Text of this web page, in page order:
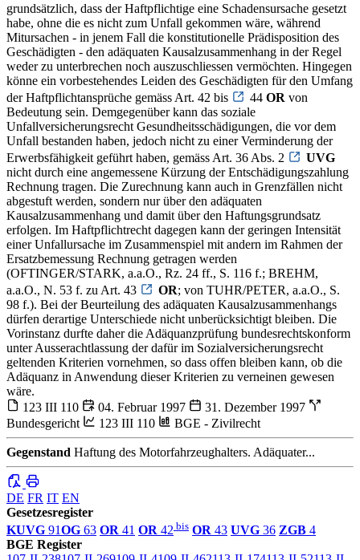
grundsätzlich, dass der Haftpflichtige eine Schadensursache gesetzt
habe, ohne die es nicht zum Unfall gekommen wäre, während
Mitursachen - in jenem Fall die konstitutionelle Prädisposition des
Geschädigten - den adäquaten Kausalzusammenhang in der Regel
weder zu unterbrechen noch auszuschliessen vermöchten. Hingegen
könne ein vorbestehendes Leiden des Geschädigten für den Umfang
der Haftpflichtansprüche gemäss Art. 42 bis
44 OR von
Bedeutung sein. Demgegenüber kann das soziale
Unfallversicherungsrecht Gesundheitsschädigungen, die vor dem
Unfall bestanden haben, jedoch nicht zu einer Verminderung der
Erwerbsfähigkeit geführt haben, gemäss Art. 36 Abs. 2
UVG
nicht durch eine angemessene Kürzung der Entschädigungszahlung
Rechnung tragen. Die Zurechnung kann auch in Grenzfällen nicht
abgestuft werden, sondern nur über den adäquaten
Kausalzusammenhang und damit über den Haftungsgrundsatz
erfolgen. Im Haftpflichtrecht dagegen kann der geringen Intensität
einer Unfallursache im Zusammenspiel mit andern im Rahmen der
Ersatzbemessung Rechnung getragen werden
(OFTINGER/STARK, a.a.O., Rz. 24 ff., S. 116 f.; BREHM,
a.a.O., N. 53 f. zu Art. 43
OR; von TUHR/PETER, a.a.O., S.
98 f.). Bei der Beurteilung des adäquaten Kausalzusammenhangs
dürfen derartige Unterschiede nicht unberücksichtigt bleiben. Die
Vorinstanz durfte daher die Adäquanzprüfung bundesrechtskonform
unter Ausserachtlassung der dafür im Sozialversicherungsrecht
geltenden Kriterien vornehmen, so dass offen bleiben kann, ob die
Adäquanz in Anwendung dieser Kriterien zu verneinen gewesen
wäre.
123 III 110
04. Februar 1997
31. Dezember 1997
Bundesgericht
123 III 110 BGE - Zivilrecht
Gegenstand Haftung des Motorfahrzeughalters. Adäquater...
DE FR IT EN
Gesetzesregister
KUVG 91OG 63 OR 41 OR 42 bis OR 43 UVG 36 ZGB 4
BGE Register